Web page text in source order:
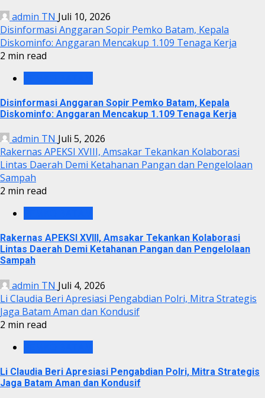
admin TN Juli 10, 2026
Disinformasi Anggaran Sopir Pemko Batam, Kepala
Diskominfo: Anggaran Mencakup 1.109 Tenaga Kerja
2 min read
Disinformasi Anggaran Sopir Pemko Batam, Kepala
Diskominfo: Anggaran Mencakup 1.109 Tenaga Kerja
admin TN Juli 5, 2026
Rakernas APEKSI XVIII, Amsakar Tekankan Kolaborasi
Lintas Daerah Demi Ketahanan Pangan dan Pengelolaan
Sampah
2 min read
Rakernas APEKSI XVIII, Amsakar Tekankan Kolaborasi
Lintas Daerah Demi Ketahanan Pangan dan Pengelolaan
Sampah
admin TN Juli 4, 2026
Li Claudia Beri Apresiasi Pengabdian Polri, Mitra Strategis
Jaga Batam Aman dan Kondusif
2 min read
Li Claudia Beri Apresiasi Pengabdian Polri, Mitra Strategis
Jaga Batam Aman dan Kondusif